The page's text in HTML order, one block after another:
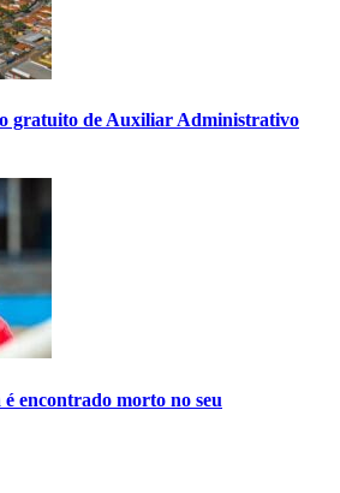
gratuito de Auxiliar Administrativo
encontrado morto no seu